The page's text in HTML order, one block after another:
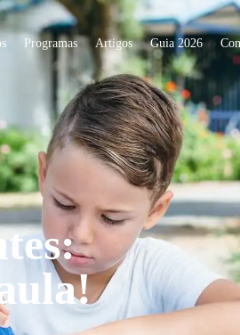
Programas Artigos Guia 2026